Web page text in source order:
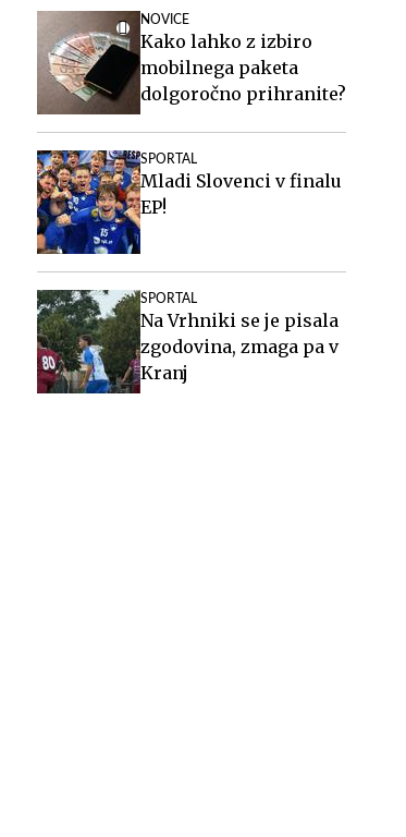
NOVICE
Kako lahko z izbiro
mobilnega paketa
dolgoročno prihranite?
SPORTAL
Mladi Slovenci v finalu
EP!
SPORTAL
Na Vrhniki se je pisala
zgodovina, zmaga pa v
Kranj